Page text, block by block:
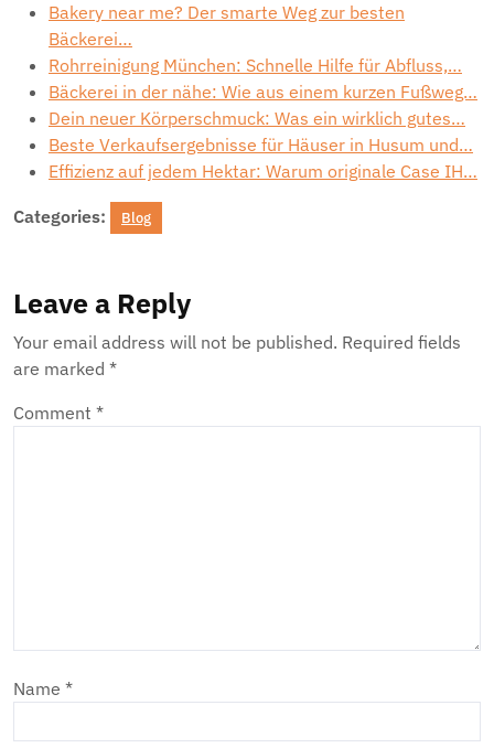
Bakery near me? Der smarte Weg zur besten
Bäckerei…
Rohrreinigung München: Schnelle Hilfe für Abfluss,…
Bäckerei in der nähe: Wie aus einem kurzen Fußweg…
Dein neuer Körperschmuck: Was ein wirklich gutes…
Beste Verkaufsergebnisse für Häuser in Husum und…
Effizienz auf jedem Hektar: Warum originale Case IH…
Categories: Blog
Leave a Reply
Your email address will not be published. Required fields
are marked *
Comment *
Name *